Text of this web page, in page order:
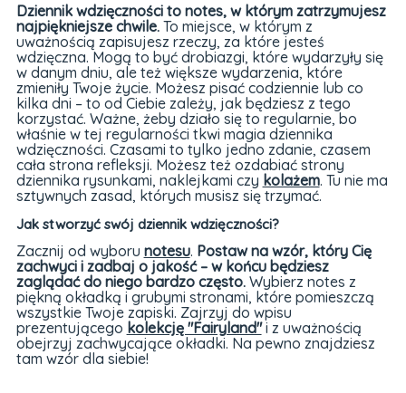
Dziennik wdzięczności to notes, w którym zatrzymujesz
najpiękniejsze chwile.To miejsce, w którym z
uważnością zapisujesz rzeczy, za które jesteś
wdzięczna. Mogą to być drobiazgi, które wydarzyły się
w danym dniu, ale też większe wydarzenia, które
zmieniły Twoje życie. Możesz pisać codziennie lub co
kilka dni – to od Ciebie zależy, jak będziesz z tego
korzystać. Ważne, żeby działo się to regularnie, bo
właśnie w tej regularności tkwi magia dziennika
wdzięczności. Czasami to tylko jedno zdanie, czasem
cała strona refleksji. Możesz też ozdabiać strony
dziennika rysunkami, naklejkami czy kolażem. Tu nie ma
sztywnych zasad, których musisz się trzymać.
Jak stworzyć swój dziennik wdzięczności?
Zacznij od wyboru notesu. Postaw na wzór, który Cię
zachwyci i zadbaj o jakość – w końcu będziesz
zaglądać do niego bardzo często.Wybierz notes z
piękną okładką i grubymi stronami, które pomieszczą
wszystkie Twoje zapiski. Zajrzyj do wpisu
prezentującego kolekcję "Fairyland"i z uważnością
obejrzyj zachwycające okładki. Na pewno znajdziesz
tam wzór dla siebie!